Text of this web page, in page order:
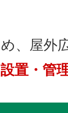
、屋外
置・管